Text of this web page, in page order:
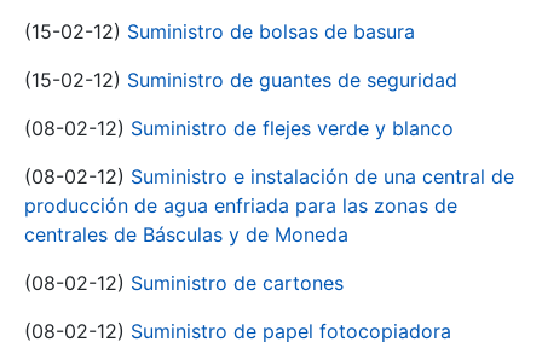
(15-02-12) Suministro de bolsas de basura
(15-02-12) Suministro de guantes de seguridad
(08-02-12) Suministro de flejes verde y blanco
(08-02-12) Suministro e instalación de una central de
producción de agua enfriada para las zonas de
centrales de Básculas y de Moneda
(08-02-12) Suministro de cartones
(08-02-12) Suministro de papel fotocopiadora